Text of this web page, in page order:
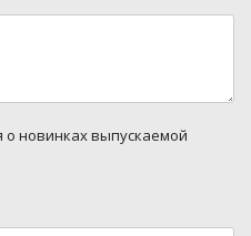
о новинках выпускаемой